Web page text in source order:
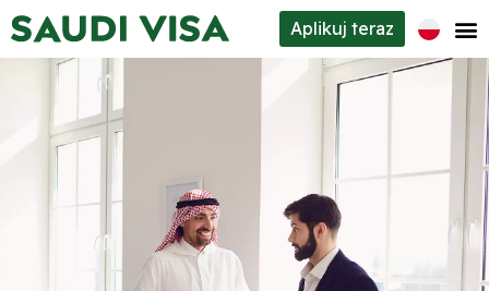
Aplikuj teraz
Rodzaje wiz